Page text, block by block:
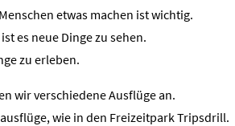
etwas machen ist wichtig.
es neue Dinge zu sehen.
zu erleben.
wir verschiedene Ausflüge an.
wie in den Freizeitpark Tripsdrill.